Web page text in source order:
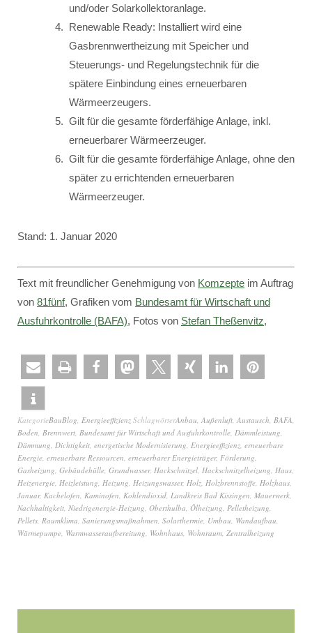
und/oder Solarkollektoranlage.
Renewable Ready: Installiert wird eine
Gasbrennwertheizung mit Speicher und
Steuerungs- und Regelungstechnik für die
spätere Einbindung eines erneuerbaren
Wärmeerzeugers.
Gilt für die gesamte förderfähige Anlage, inkl.
erneuerbarer Wärmeerzeuger.
Gilt für die gesamte förderfähige Anlage, ohne den
später zu errichtenden erneuerbaren
Wärmeerzeuger.
Stand: 1. Januar 2020
Text mit freundlicher Genehmigung von Komzepte im Auftrag
von 81fünf, Grafiken vom Bundesamt für Wirtschaft und
Ausfuhrkontrolle (BAFA), Fotos von Stefan Theßenvitz,
KategorieBauBlog, Energieeffizienz SchlagwörterAnbau, Außenluft, Austausch, BAFA,
Boden, Brennwert, Bundesamt für Wirtschaft und Ausfuhrkontrolle, Dämmleistung,
Dämmung, Dichtigkeit, energetische Modernisierung, Energieeffizienz, erneuerbare
Energie, erneuerbare Ressourcen, erneuerbarer Energieträger, Förderung,
Gasheizung, Gebäudehülle, Grundwasser, Hackschnitzel, Hackschnitzelheizung, Haus,
Heizenergie, Heizleistung, Heizung, Heizungswasser, Holz, Holzbrennstoffe, Holzhaus,
Januar, Kachelofen, Kaminofen, Kohlendioxid, Landkreis Bad Kissingen, Mauerwerk,
Nachhaltigkeit, Niedrigenergie-Heizung, Oberthulba, Ölheizung, Pelletheizung,
Pellets, Raumklima, Sanierungsmaßnahmen, Solarthermie, Umbau, Wandaufbau,
Wärmepumpe, Warmwasseraufbereitung, Wohnhaus, Wohnraum, Zentralheizung